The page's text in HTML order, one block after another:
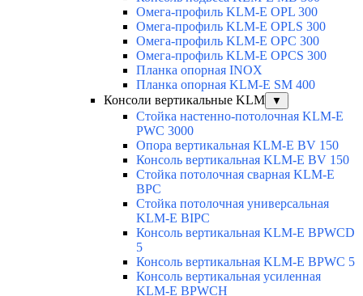
Омега-профиль KLM-E OPL 300
Омега-профиль KLM-E OPLS 300
Омега-профиль KLM-E OPC 300
Омега-профиль KLM-E OPCS 300
Планка опорная INOX
Планка опорная KLM-E SM 400
Консоли вертикальные KLM
▼
Стойка настенно-потолочная KLM-E
PWC 3000
Опора вертикальная KLM-E BV 150
Консоль вертикальная KLM-E BV 150
Стойка потолочная сварная KLM-E
BPC
Стойка потолочная универсальная
KLM-E BIPC
Консоль вертикальная KLM-E BPWCD
5
Консоль вертикальная KLM-E BPWC 5
Консоль вертикальная усиленная
KLM-E BPWCH